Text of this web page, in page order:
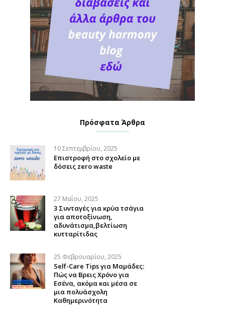
Πρόσφατα Άρθρα
10 Σεπτεμβρίου, 2025
Επιστροφή στο σχολείο με
δόσεις zero waste
27 Μαΐου, 2025
3 Συνταγές για κρύα τσάγια
για αποτοξίνωση,
αδυνάτισμα,βελτίωση
κυτταρίτιδας
25 Φεβρουαρίου, 2025
Self-Care Tips για Μαμάδες:
Πώς να Βρεις Χρόνο για
Εσένα, ακόμα και μέσα σε
μια πολυάσχολη
Καθημερινότητα